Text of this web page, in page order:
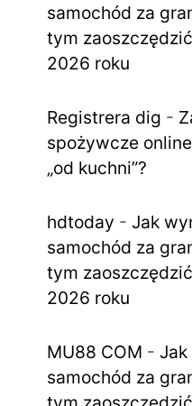
samochód za
tym
2026 roku
Registrera dig -
spożywcze
„od kuchni”?
hdtoday - Jak
samochód za
tym
2026 roku
MU88 COM -
samochód za